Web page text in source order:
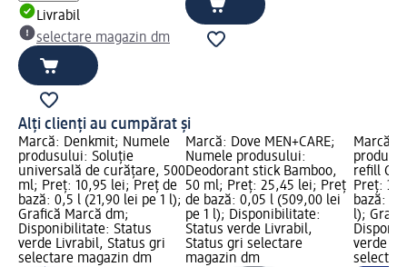
Livrabil
selectare magazin dm
Alți clienți au cumpărat și
Marcă: Denkmit; Numele
produsului: Soluție
universală de curățare, 500
ml; Preț: 10,95 lei; Preț de
bază: 0,5 l (21,90 lei pe 1 l);
Grafică Marcă dm;
Disponibilitate: Status
verde Livrabil, Status gri
selectare magazin dm
Marcă: Dove MEN+CARE;
Numele produsului:
Deodorant stick Bamboo,
50 ml; Preț: 25,45 lei; Preț
de bază: 0,05 l (509,00 lei
pe 1 l); Disponibilitate:
Status verde Livrabil,
Status gri selectare
magazin dm
Marcă:
refill
Preț:
bază:
l);
verde